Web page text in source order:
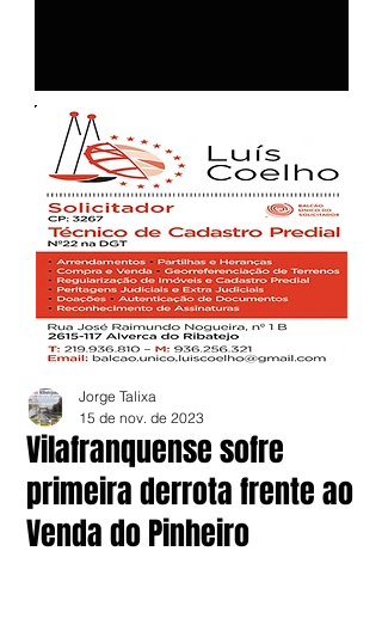
Vilafranquense sofre
primeira derrota frente ao
Venda do Pinheiro
Jorge Talixa
15 de nov. de 2023